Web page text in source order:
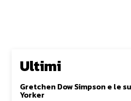
Ultimi
Gretchen Dow Simpson e le
Yorker